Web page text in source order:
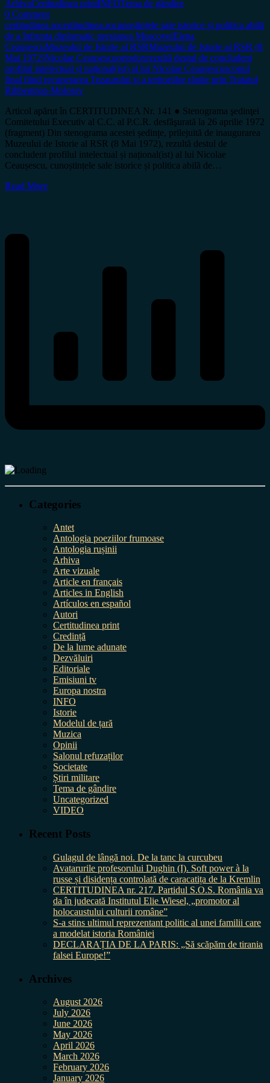
ArhivaCertitudinea printINFOTema de gândire
0 Comment
certitudinea.rocertitudinea.rocunoștințele sale istorice și politica abilă
de a înfrunta diplomatic presiunea MoscoveiElena
CeaușescuMuzeului de Istorie al RSRMuzeului de Istorie al RSR (8
Mai 1972)Nicolae Ceaușescuortodoxrezultă destul de concludent
profilul intelectual și național(ist) al lui Nicolae Ceaușescuscopul
final fiind recuperarea Tezaurului și a teritoriilor răpite prin Tratatul
Ribbentrop-Molotov
Articol apărut în CERTITUDINEA Nr. 141 ● Stenograma şedinţei
Comitetului Executiv al C.C. al P.C.R. desfăşurată la 26 aprilie 1972
(fragment) Din stenograma acestei ședințe, prilejuită de inaugurarea
Muzeului de Istorie al RSR (8 Mai 1972), rezultă destul de
concludent profilul intelectual și național(ist) al lui Nicolae
Ceaușescu, cunoștințele sale istorice și politica abilă de…
Read More
Categories
Antet
Antologia poeziilor frumoase
Antologia rușinii
Arhiva
Arte vizuale
Article en français
Articles in English
Artículos en español
Autori
Certitudinea print
Credință
De la lume adunate
Dezvăluiri
Editoriale
Emisiuni tv
Europa nostra
INFO
Istorie
Modelul de țară
Muzica
Opinii
Salonul refuzaților
Societate
Știri militare
Tema de gândire
Uncategorized
VIDEO
Recent Posts
Gulagul de lângă noi. De la tanc la curcubeu
Avatarurile profesorului Dughin (I). Soft power à la
russe și disidența controlată de caracatița de la Kremlin
CERTITUDINEA nr. 217. Partidul S.O.S. România va
da în judecată Institutul Elie Wiesel, „promotor al
holocaustului culturii române”
S-a stins ultimul reprezentant politic al unei familii care
a modelat istoria României
DECLARAȚIA DE LA PARIS: „Să scăpăm de tirania
falsei Europe!”
Archives
August 2026
July 2026
June 2026
May 2026
April 2026
March 2026
February 2026
January 2026